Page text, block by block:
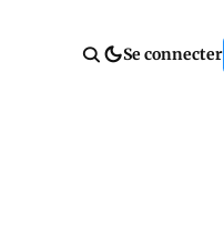
Se connecter